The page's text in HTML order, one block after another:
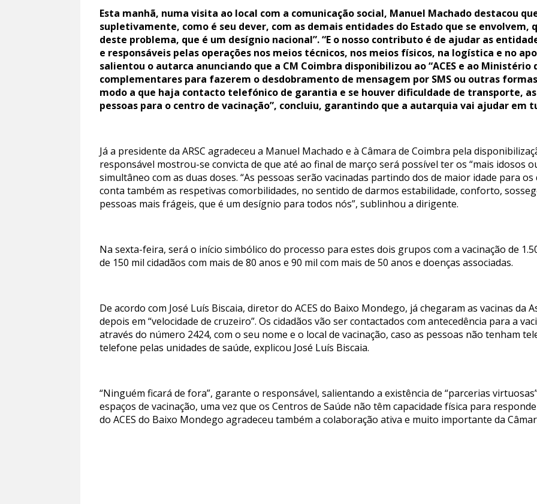
Esta manhã, numa visita ao local com a comunicação social, Manuel Machado destacou
supletivamente, como é seu dever, com as demais entidades do Estado que se envolvem,
deste problema, que é um desígnio nacional”. “E o nosso contributo é de ajudar as
e responsáveis pelas operações nos meios técnicos, nos meios físicos, na logística e no
salientou o autarca anunciando que a CM Coimbra disponibilizou ao “ACES e ao Ministério
complementares para fazerem o desdobramento de mensagem por SMS ou outras
modo a que haja contacto telefónico de garantia e se houver dificuldade de transporte,
pessoas para o centro de vacinação”, concluiu, garantindo que a autarquia vai ajudar em
Já a presidente da ARSC agradeceu a Manuel Machado e à Câmara de Coimbra pela
responsável mostrou-se convicta de que até ao final de março será possível ter os “mais idosos
simultâneo com as duas doses. “As pessoas serão vacinadas partindo dos de maior idade para
conta também as respetivas comorbilidades, no sentido de darmos estabilidade, conforto,
pessoas mais frágeis, que é um desígnio para todos nós”, sublinhou a dirigente.
Na sexta-feira, será o início simbólico do processo para estes dois grupos com a vacinação de
de 150 mil cidadãos com mais de 80 anos e 90 mil com mais de 50 anos e doenças associadas.
De acordo com José Luís Biscaia, diretor do ACES do Baixo Mondego, já chegaram as vacinas da
depois em “velocidade de cruzeiro”. Os cidadãos vão ser contactados com antecedência para a
através do número 2424, com o seu nome e o local de vacinação, caso as pessoas não tenham
telefone pelas unidades de saúde, explicou José Luís Biscaia.
“Ninguém ficará de fora”, garante o responsável, salientando a existência de “parcerias
espaços de vacinação, uma vez que os Centros de Saúde não têm capacidade física para
do ACES do Baixo Mondego agradeceu também a colaboração ativa e muito importante da